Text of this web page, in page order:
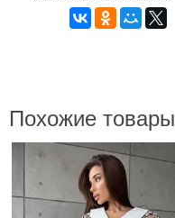
Похожие товары